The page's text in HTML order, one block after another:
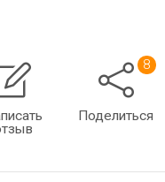
8
Поделиться